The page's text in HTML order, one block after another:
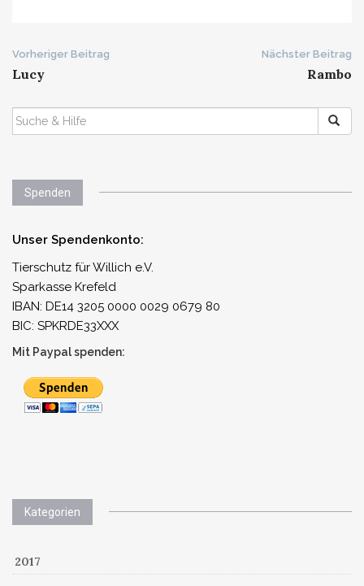
Beitrags-
Navigation
Vorheriger Beitrag
Lucy
Nächster Beitrag
Rambo
SUCHEN
NACH:
Spenden
Unser Spendenkonto:
Tierschutz für Willich e.V.
Sparkasse Krefeld
IBAN: DE14 3205 0000 0029 0679 80
BIC: SPKRDE33XXX
Mit Paypal spenden:
Kategorien
2017